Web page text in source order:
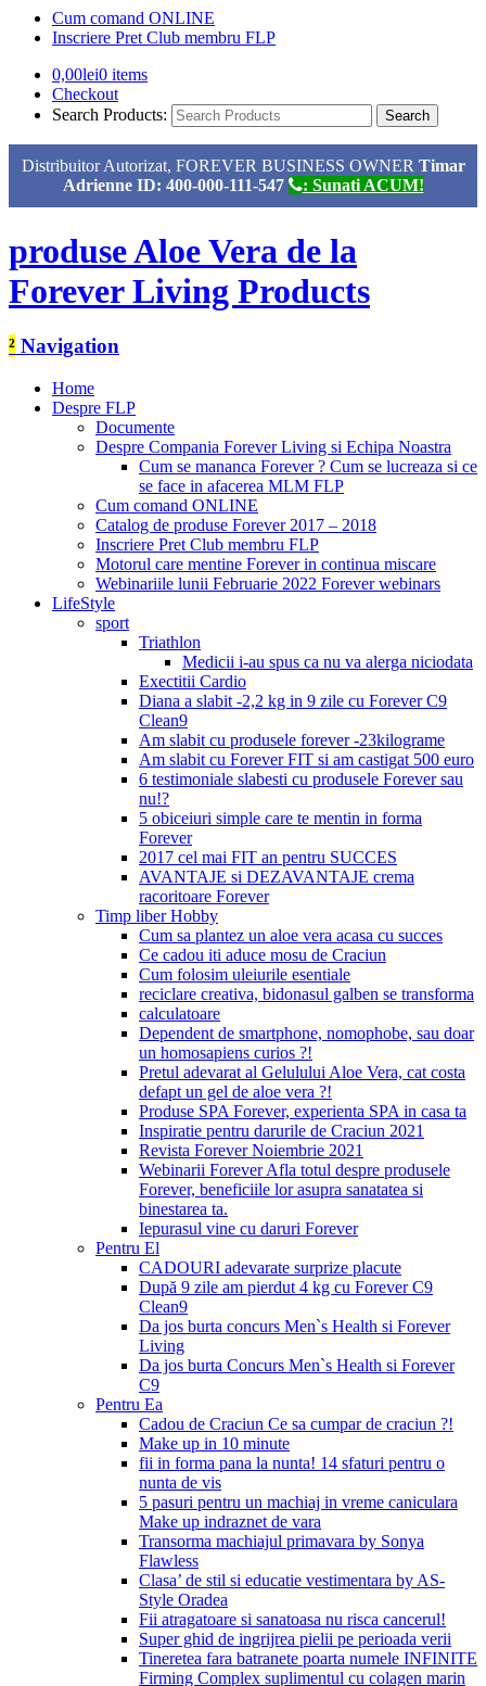
Cum comand ONLINE
Inscriere Pret Club membru FLP
0,00lei0 items
Checkout
Search Products:
Distribuitor Autorizat, FOREVER BUSINESS OWNER Timar
Adrienne ID: 400-000-111-547
: Sunati ACUM!
produse Aloe Vera de la
Forever Living Products
² Navigation
Home
Despre FLP
Documente
Despre Compania Forever Living si Echipa Noastra
Cum se mananca Forever ? Cum se lucreaza si ce
se face in afacerea MLM FLP
Cum comand ONLINE
Catalog de produse Forever 2017 – 2018
Inscriere Pret Club membru FLP
Motorul care mentine Forever in continua miscare
Webinariile lunii Februarie 2022 Forever webinars
LifeStyle
sport
Triathlon
Medicii i-au spus ca nu va alerga niciodata
Exectitii Cardio
Diana a slabit -2,2 kg in 9 zile cu Forever C9
Clean9
Am slabit cu produsele forever -23kilograme
Am slabit cu Forever FIT si am castigat 500 euro
6 testimoniale slabesti cu produsele Forever sau
nu!?
5 obiceiuri simple care te mentin in forma
Forever
2017 cel mai FIT an pentru SUCCES
AVANTAJE si DEZAVANTAJE crema
racoritoare Forever
Timp liber Hobby
Cum sa plantez un aloe vera acasa cu succes
Ce cadou iti aduce mosu de Craciun
Cum folosim uleiurile esentiale
reciclare creativa, bidonasul galben se transforma
calculatoare
Dependent de smartphone, nomophobe, sau doar
un homosapiens curios ?!
Pretul adevarat al Gelulului Aloe Vera, cat costa
defapt un gel de aloe vera ?!
Produse SPA Forever, experienta SPA in casa ta
Inspiratie pentru darurile de Craciun 2021
Revista Forever Noiembrie 2021
Webinarii Forever Afla totul despre produsele
Forever, beneficiile lor asupra sanatatea si
binestarea ta.
Iepurasul vine cu daruri Forever
Pentru El
CADOURI adevarate surprize placute
După 9 zile am pierdut 4 kg cu Forever C9
Clean9
Da jos burta concurs Men`s Health si Forever
Living
Da jos burta Concurs Men`s Health si Forever
C9
Pentru Ea
Cadou de Craciun Ce sa cumpar de craciun ?!
Make up in 10 minute
fii in forma pana la nunta! 14 sfaturi pentru o
nunta de vis
5 pasuri pentru un machiaj in vreme caniculara
Make up indraznet de vara
Transorma machiajul primavara by Sonya
Flawless
Clasa’ de stil si educatie vestimentara by AS-
Style Oradea
Fii atragatoare si sanatoasa nu risca cancerul!
Super ghid de ingrijrea pielii pe perioada verii
Tineretea fara batranete poarta numele INFINITE
Firming Complex suplimentul cu colagen marin